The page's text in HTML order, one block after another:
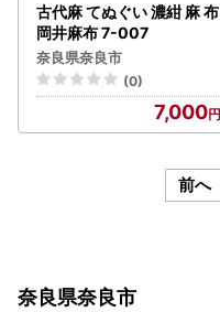
古代麻 てぬぐい 濃紺 麻 布
岡井麻布 7-007
奈良県奈良市
(0)
7,000
前へ
奈良県奈良市